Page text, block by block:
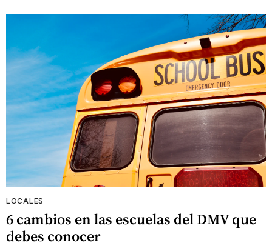
LOCALES
6 cambios en las escuelas del DMV que
debes conocer